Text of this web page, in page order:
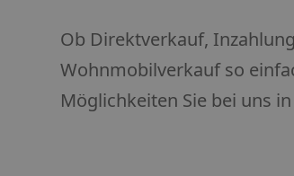
Ob Direktverkauf,
Wohnmobilverkauf so
Möglichkeiten Sie bei uns